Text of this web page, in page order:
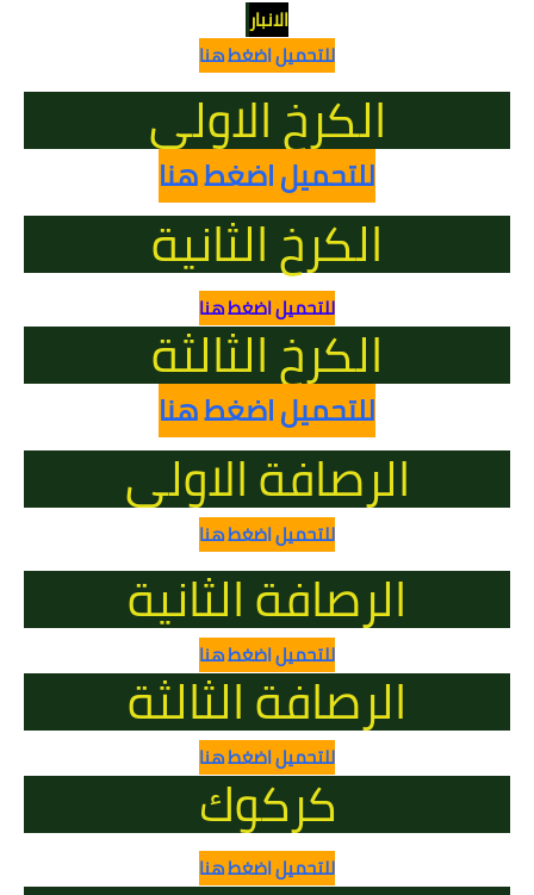
الانبار
للتحميل اضغط هنا
الكرخ الاولى
للتحميل اضغط هنا
الكرخ الثانية
للتحميل اضغط هنا
الكرخ الثالثة
للتحميل اضغط هنا
الرصافة الاولى
للتحميل اضغط هنا
الرصافة الثانية
للتحميل اضغط هنا
الرصافة الثالثة
للتحميل اضغط هنا
كركوك
للتحميل اضغط هنا